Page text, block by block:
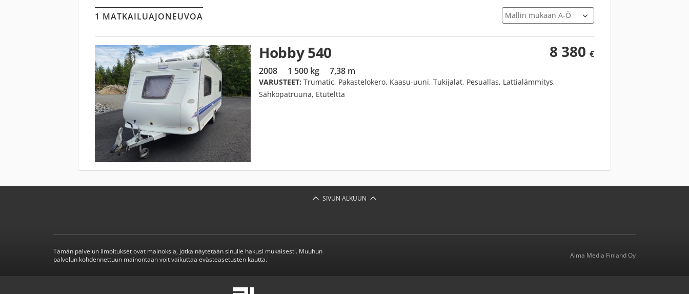
1 MATKAILUAJONEUVOA Järjestä
Hobby 540
2008 1 500 kg 7,38 m
8 380 €
VARUSTEET: Trumatic, Pakastelokero, Kaasu-uuni, Tukijalat, Pesuallas, Lattialämmitys,
Sähköpatruuna, Etuteltta
SIVUN ALKUUN
Tämän palvelun ilmoitukset ovat mainoksia, jotka näytetään sinulle hakusi mukaisesti. Muuhun
palvelun kohdennettuun mainontaan voit vaikuttaa evästeasetusten kautta.
Alma Media Finland Oy